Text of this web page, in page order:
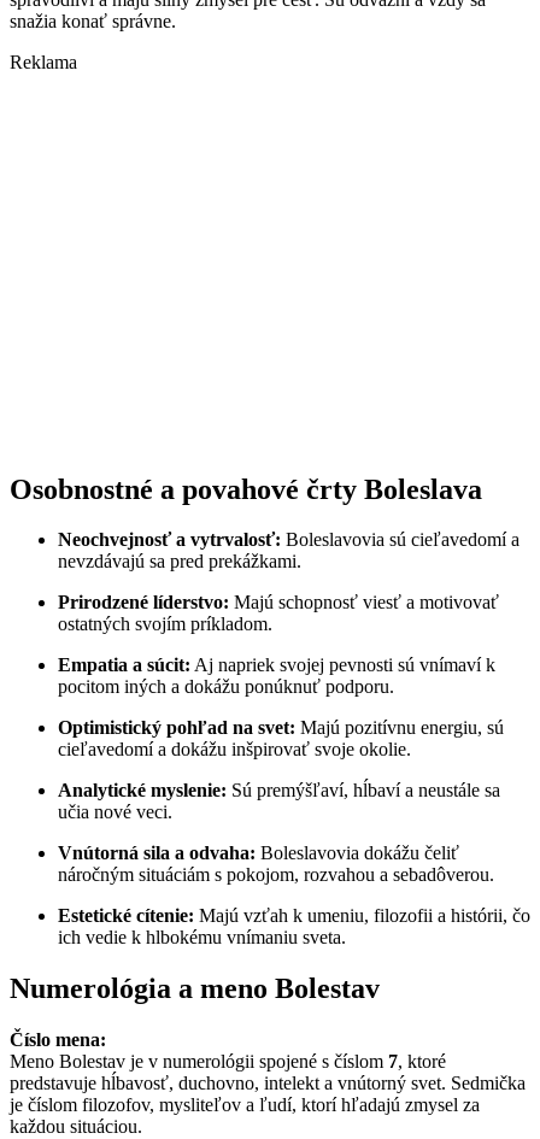
snažia konať správne.
Reklama
Osobnostné a povahové črty Boleslava
Neochvejnosť a vytrvalosť: Boleslavovia sú cieľavedomí a
nevzdávajú sa pred prekážkami.
Prirodzené líderstvo: Majú schopnosť viesť a motivovať
ostatných svojím príkladom.
Empatia a súcit: Aj napriek svojej pevnosti sú vnímaví k
pocitom iných a dokážu ponúknuť podporu.
Optimistický pohľad na svet: Majú pozitívnu energiu, sú
cieľavedomí a dokážu inšpirovať svoje okolie.
Analytické myslenie: Sú premýšľaví, hĺbaví a neustále sa
učia nové veci.
Vnútorná sila a odvaha: Boleslavovia dokážu čeliť
náročným situáciám s pokojom, rozvahou a sebadôverou.
Estetické cítenie: Majú vzťah k umeniu, filozofii a histórii, čo
ich vedie k hlbokému vnímaniu sveta.
Numerológia a meno Bolestav
Číslo mena:
Meno Bolestav je v numerológii spojené s číslom 7, ktoré
predstavuje hĺbavosť, duchovno, intelekt a vnútorný svet. Sedmička
je číslom filozofov, mysliteľov a ľudí, ktorí hľadajú zmysel za
každou situáciou.